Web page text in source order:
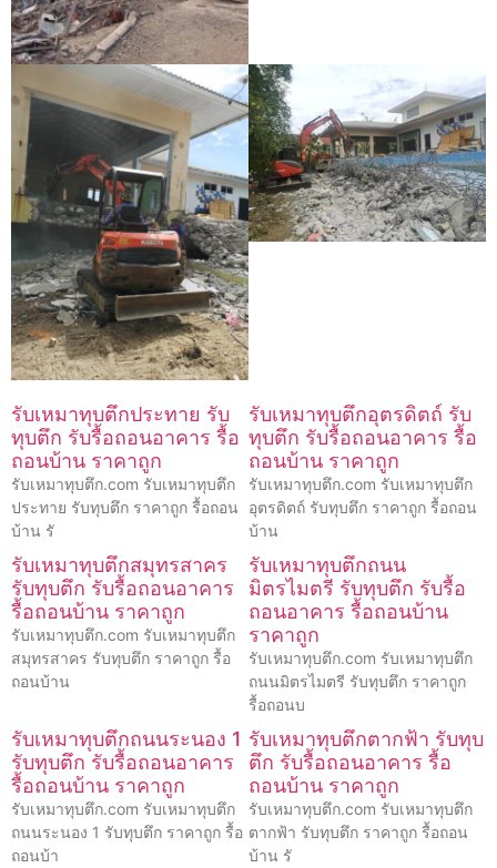
รับเหมาทุบตึกประทาย รับ
ทุบตึก รับรื้อถอนอาคาร รื้อ
ถอนบ้าน ราคาถูก
รับเหมาทุบตึก.com รับเหมาทุบตึก
ประทาย รับทุบตึก ราคาถูก รื้อถอน
บ้าน รั
รับเหมาทุบตึกอุตรดิตถ์ รับ
ทุบตึก รับรื้อถอนอาคาร รื้อ
ถอนบ้าน ราคาถูก
รับเหมาทุบตึก.com รับเหมาทุบตึก
อุตรดิตถ์ รับทุบตึก ราคาถูก รื้อถอน
บ้าน
รับเหมาทุบตึกสมุทรสาคร
รับทุบตึก รับรื้อถอนอาคาร
รื้อถอนบ้าน ราคาถูก
รับเหมาทุบตึก.com รับเหมาทุบตึก
สมุทรสาคร รับทุบตึก ราคาถูก รื้อ
ถอนบ้าน
รับเหมาทุบตึกถนน
มิตรไมตรี รับทุบตึก รับรื้อ
ถอนอาคาร รื้อถอนบ้าน
ราคาถูก
รับเหมาทุบตึก.com รับเหมาทุบตึก
ถนนมิตรไมตรี รับทุบตึก ราคาถูก
รื้อถอนบ
รับเหมาทุบตึกถนนระนอง 1
รับทุบตึก รับรื้อถอนอาคาร
รื้อถอนบ้าน ราคาถูก
รับเหมาทุบตึก.com รับเหมาทุบตึก
ถนนระนอง 1 รับทุบตึก ราคาถูก รื้อ
ถอนบ้า
รับเหมาทุบตึกตากฟ้า รับทุบ
ตึก รับรื้อถอนอาคาร รื้อ
ถอนบ้าน ราคาถูก
รับเหมาทุบตึก.com รับเหมาทุบตึก
ตากฟ้า รับทุบตึก ราคาถูก รื้อถอน
บ้าน รั